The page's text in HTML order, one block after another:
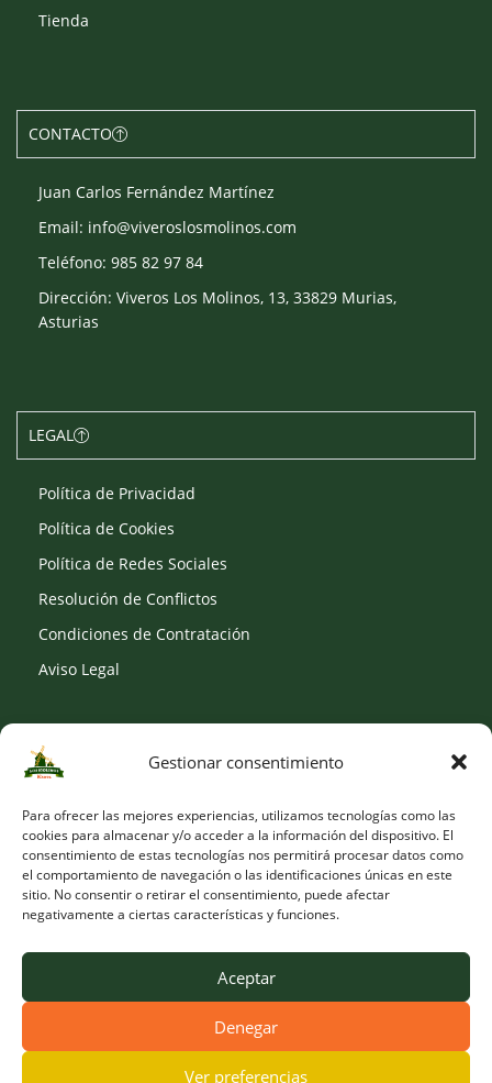
Gestionar consentimiento
Para ofrecer las mejores experiencias, utilizamos tecnologías como las
cookies para almacenar y/o acceder a la información del dispositivo. El
consentimiento de estas tecnologías nos permitirá procesar datos como
el comportamiento de navegación o las identificaciones únicas en este
sitio. No consentir o retirar el consentimiento, puede afectar
negativamente a ciertas características y funciones.
Aceptar
Denegar
Ver preferencias
Tienda
CONTACTO
Juan Carlos Fernández Martínez
Email: info@viveroslosmolinos.com
Teléfono: 985 82 97 84
Dirección: Viveros Los Molinos, 13, 33829 Murias,
Asturias
LEGAL
Política de Privacidad
Política de Cookies
Política de Redes Sociales
Resolución de Conflictos
Condiciones de Contratación
Aviso Legal
SOCIAL
© Copyright 2026 Viveros Los Molinos |
Developed by Obelisk